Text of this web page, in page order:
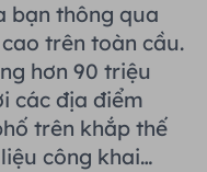
bạn thông qua
trên toàn cầu.
hơn 90 triệu
các địa điểm
trên khắp thế
công khai